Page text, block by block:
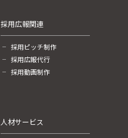
採用広報関連
採用ピッチ制作
採用広報代行
採用動画制作
人材サービス